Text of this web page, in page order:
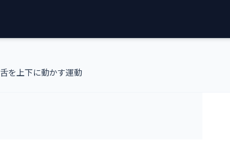
舌を上下に動かす運動